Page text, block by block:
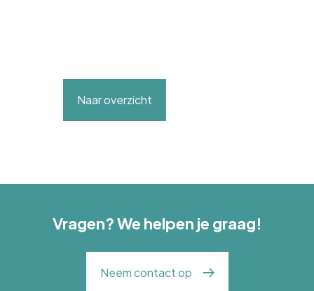
Naar overzicht
Vragen? We helpen je graag!
Neem contact op